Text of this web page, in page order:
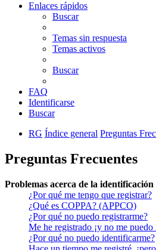
Enlaces rápidos
Buscar
Temas sin respuesta
Temas activos
Buscar
FAQ
Identificarse
Buscar
RG Índice general Preguntas
Preguntas Frecuentes
Problemas acerca de la
¿Por qué me tengo que registrar?
¿Qué es COPPA? (APPCO)
¿Por qué no puedo registrarme?
Me he registrado ¡y no me
¿Por qué no puedo identificarme?